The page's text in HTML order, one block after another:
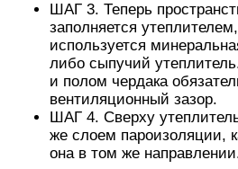
ШАГ 3. Теперь
заполняется
используется
либо сыпучий
и полом чердака
вентиляционный зазор.
ШАГ 4. Сверху
же слоем пароизоляции,
она в том же